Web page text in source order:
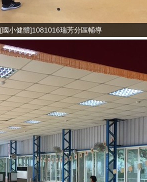
[國小健體]1081016瑞芳分區輔導